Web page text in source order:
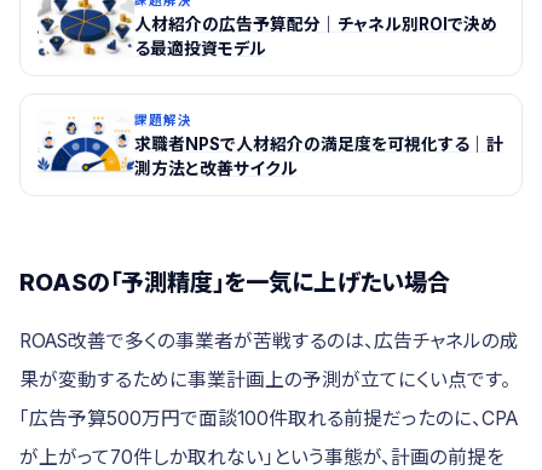
人材紹介の広告予算配分｜チャネル別ROIで決め
る最適投資モデル
課題解決
求職者NPSで人材紹介の満足度を可視化する｜計
測方法と改善サイクル
ROASの「予測精度」を一気に上げたい場合
ROAS改善で多くの事業者が苦戦するのは、広告チャネルの成
果が変動するために事業計画上の予測が立てにくい点です。
「広告予算500万円で面談100件取れる前提だったのに、CPA
が上がって70件しか取れない」という事態が、計画の前提を